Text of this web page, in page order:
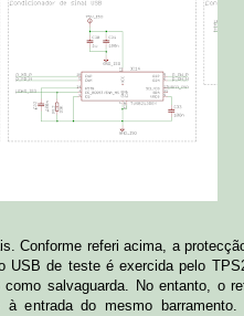
Conforme referi acima, a
USB de teste é exercida pelo
salvaguarda. No entanto, o
à entrada do mesmo barramento.